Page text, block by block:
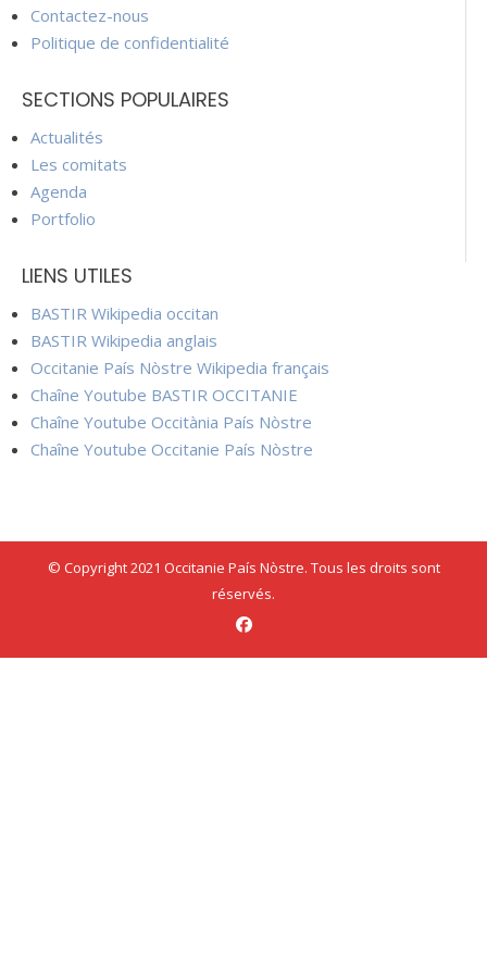
Contactez-nous
Politique de confidentialité
SECTIONS POPULAIRES
Actualités
Les comitats
Agenda
Portfolio
LIENS UTILES
BASTIR Wikipedia occitan
BASTIR Wikipedia anglais
Occitanie País Nòstre Wikipedia français
Chaîne Youtube BASTIR OCCITANIE
Chaîne Youtube Occitània País Nòstre
Chaîne Youtube Occitanie País Nòstre
© Copyright 2021 Occitanie País Nòstre. Tous les droits sont
réservés.